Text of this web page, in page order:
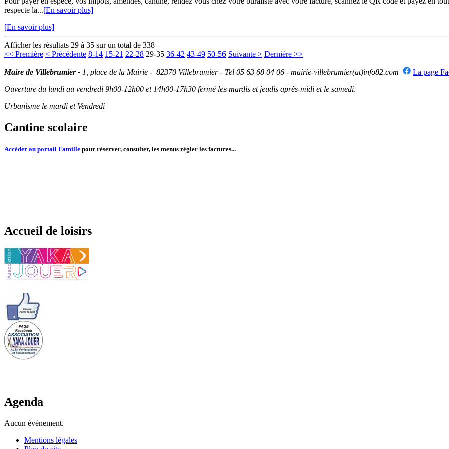
respecte la...[En savoir plus]
[En savoir plus]
Afficher les résultats 29 à 35 sur un total de 338
<< Première < Précédente 8-14 15-21 22-28 29-35 36-42 43-49 50-56 Suivante > Dernière >>
Maire de Villebrumier - 1, place de la Mairie - 82370 Villebrumier - Tel 05 63 68 04 06 - mairie-villebrumier(at)info82.com
La page
Ouverture du lundi au vendredi 9h00-12h00 et 14h00-17h30 fermé les mardis et jeudis après-midi et le samedi.
Urbanisme le mardi et Vendredi
Cantine scolaire
Accéder au portail Famille pour réserver, consulter, les menus régler les factures...
Accueil de loisirs
Agenda
Aucun évènement.
Mentions légales